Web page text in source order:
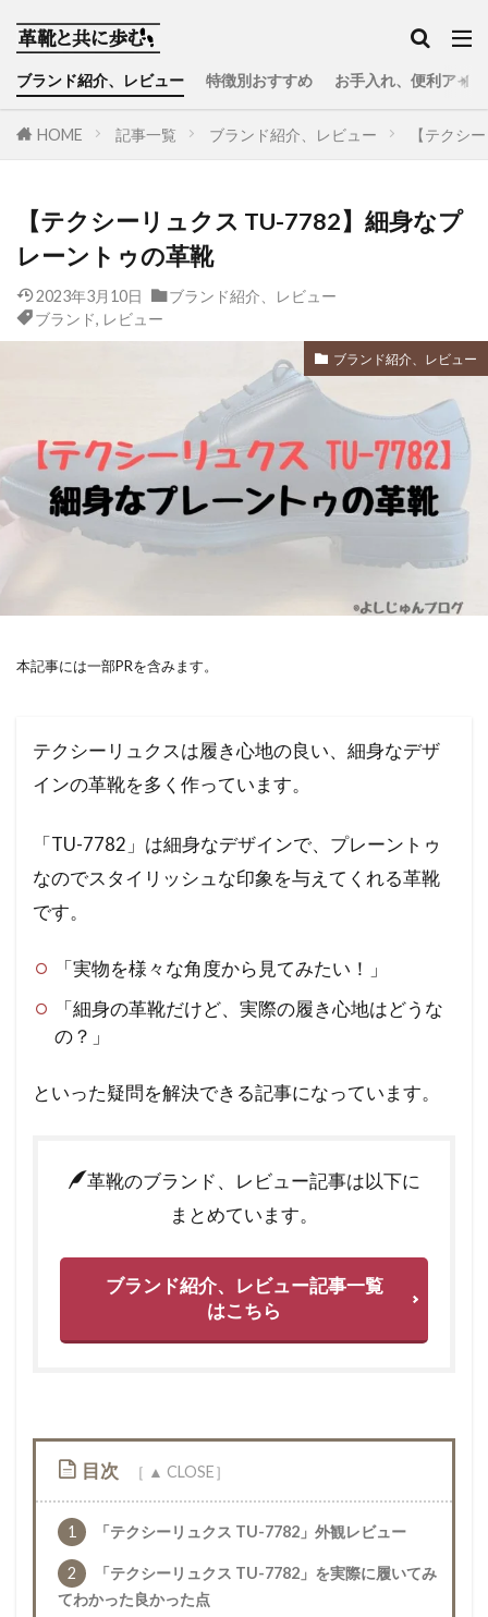
ブランド紹介、レビュー 特徴別おすすめ お手入れ、便利アイ
HOME 記事一覧 ブランド紹介、レビュー 【テクシ
【テクシーリュクス TU-7782】細身なプ
レーントゥの革靴
2023年3月10日
ブランド紹介、レビュー
ブランド, レビュー
ブランド紹介、レビュー
本記事には一部PRを含みます。
テクシーリュクスは履き心地の良い、細身なデザ
インの革靴を多く作っています。
「TU-7782」は細身なデザインで、プレーントゥ
なのでスタイリッシュな印象を与えてくれる革靴
です。
「実物を様々な角度から見てみたい！」
「細身の革靴だけど、実際の履き心地はどうな
の？」
といった疑問を解決できる記事になっています。
革靴のブランド、レビュー記事は以下に
まとめています。
ブランド紹介、レビュー記事一覧
はこちら
目次
1 「テクシーリュクス TU-7782」外観レビュー
2
「テクシーリュクス TU-7782」を実際に履いてみ
てわかった良かった点